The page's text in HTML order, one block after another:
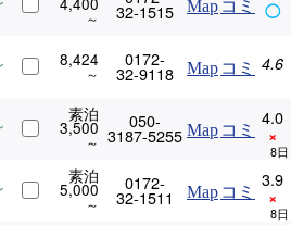
32-1515 Map コミ ◯
8,424 0172-
32-9118 Map コミ 4.6
素泊
3,500 050-
3187-5255 Map コミ 4.0
×
素泊
5,000 0172-
32-1511 Map コミ 3.9
×